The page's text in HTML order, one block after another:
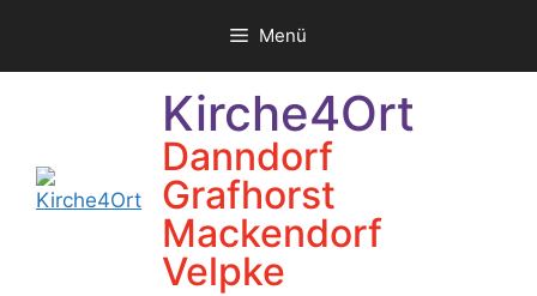
springen
Menü
Kirche4Ort
Danndorf
Grafhorst
Mackendorf
Velpke